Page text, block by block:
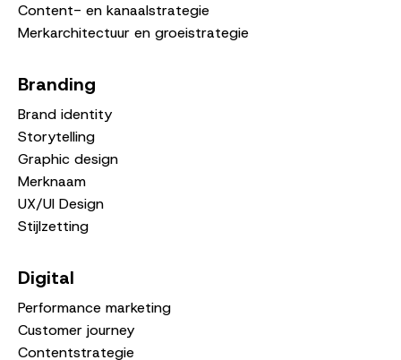
Content- en kanaalstrategie
Merkarchitectuur en groeistrategie
Branding
Brand identity
Storytelling
Graphic design
Merknaam
UX/UI Design
Stijlzetting
Digital
Performance marketing
Customer journey
Contentstrategie